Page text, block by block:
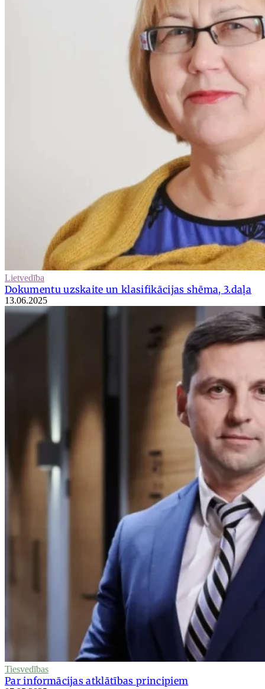
Lietvedība
Dokumentu uzskaite un klasifikācijas shēma, 3.daļa
13.06.2025
Tiesvedības
Par informācijas atklātības principiem